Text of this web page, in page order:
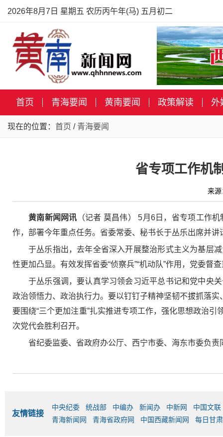
2026年8月7日 星期五 农历丙午年(马) 五月初二
首页 青海要闻 黄南要闻 政策解读 外
现在的位置： 首页 / 青海要闻
省专项工作机
来
黄南新闻网讯 （记者 莫昌伟） 5月6日，省专项工作
作，部署今年重点任务。省委常委、秘书长于丛乐出席并讲
于丛乐指出，去年全省深入开展整治形式主义为基层
性更加凸显。有效发挥省委“侦察兵”“机动队”作用，党委
于丛乐强调，要认真学习领会习近平总书记和党中央
政治领悟力、政治执行力。要以钉钉子精神坚韧不拔抓落实
要围绕“三个更加注重”扎实推进专项工作，强化思想政治
次党代会胜利召开。
省纪委监委、省政府办公厅、西宁市委、海东市委负
友情链接
中央纪委 统战部 中编办 新闻办 中新网
中国文联
青海新闻网
青海省政府网 中国西藏新闻网 每日甘